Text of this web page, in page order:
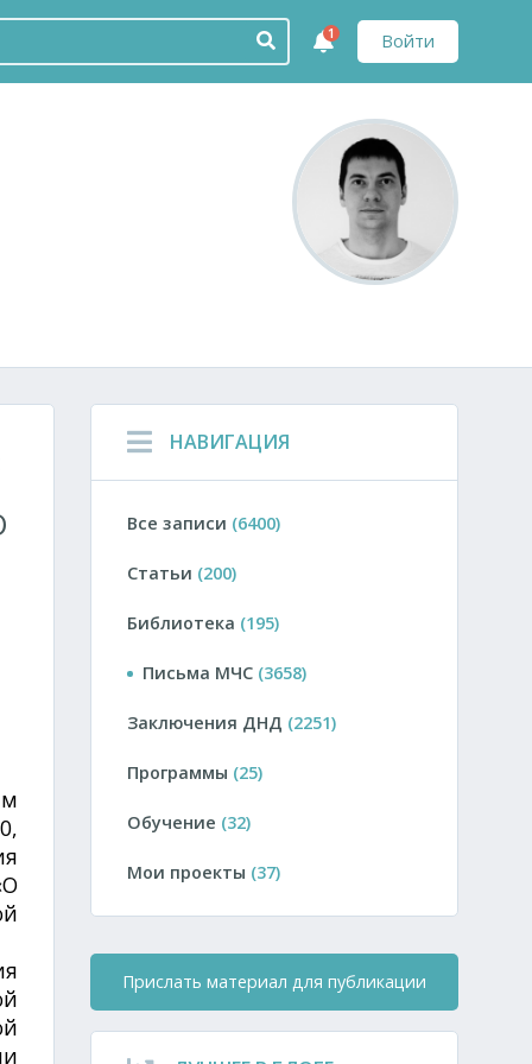
Войти
1
НАВИГАЦИЯ
Все записи (6400)
Статьи (200)
Библиотека (195)
Письма МЧС (3658)
Заключения ДНД (2251)
Программы (25)
Обучение (32)
Мои проекты (37)
Прислать материал для публикации